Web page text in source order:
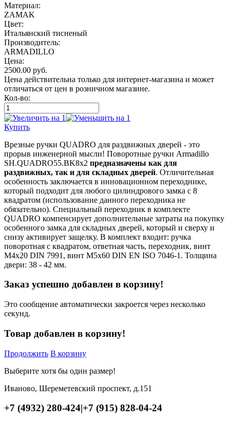
Материал:
ZAMAK
Цвет:
Итальянский тисненый
Производитель:
ARMADILLO
Цена:
2500.00 руб.
Цена действительна только для интернет-магазина и может
отличаться от цен в розничном магазине.
Кол-во:
Купить
Врезные ручки QUADRO для раздвижных дверей - это
прорыв инженерной мысли! Поворотные ручки Armadillo
SH.QUADRO55.BK8x2 предназначены как для
раздвижных, так и для складных дверей. Отличительная
особенность заключается в инновационном переходнике,
который подходит для любого цилиндрового замка с 8
квадратом (использование данного переходника не
обязательно). Специальный переходник в комплекте
QUADRO компенсирует дополнительные затраты на покупку
особенного замка для складных дверей, который и сверху и
снизу активирует защелку. В комплект входит: ручка
поворотная с квадратом, ответная часть, переходник, винт
М4х20 DIN 7991, винт М5х60 DIN EN ISO 7046-1. Толщина
двери: 38 - 42 мм.
Заказ успешно добавлен в корзину!
Это сообщение автоматически закроется через несколько
секунд.
Товар добавлен в корзину!
Продолжить В корзину
Выберите хотя бы один размер!
Иваново, Шереметевский проспект, д.151
+7 (4932) 280-424|+7 (915) 828-04-24